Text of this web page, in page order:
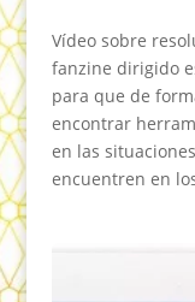
Vídeo sobre
fanzine dirigido
para que de
encontrar
en las
encuentren en